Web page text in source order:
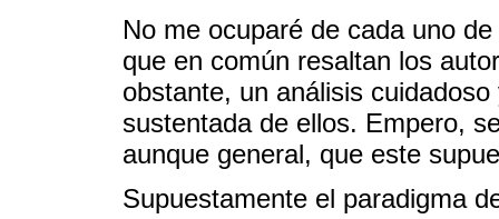
No me ocuparé de cada uno
que en común resaltan los
obstante, un análisis
sustentada de ellos. Empero,
aunque general, que este
Supuestamente el paradigma